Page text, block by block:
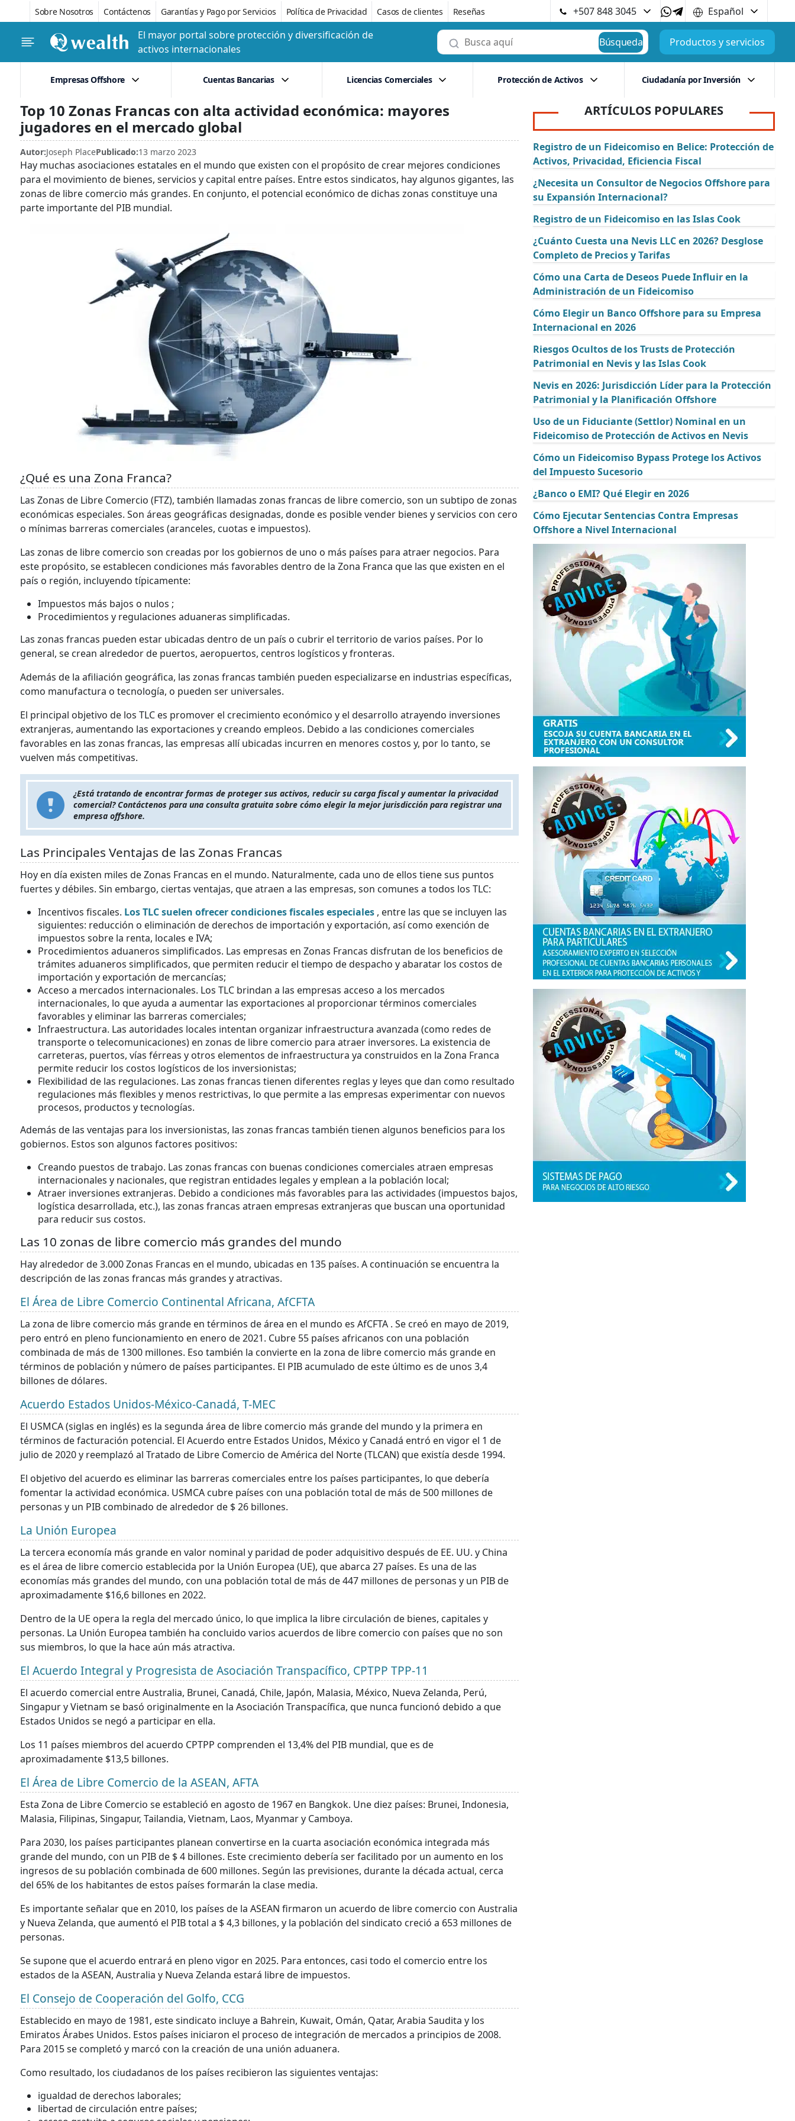
Sobre Nosotros Contáctenos Garantías y Pago por Servicios Política de Privacidad Casos de clientes Reseñas +507 848 3045
Español
El mayor portal sobre protección y diversificación de
activos internacionales
Búsqueda Productos y servicios
Empresas Offshore Cuentas Bancarias Licencias Comerciales Protección de Activos Ciudadanía por Inversión
Top 10 Zonas Francas con alta actividad económica: mayores
jugadores en el mercado global
Autor:Joseph PlacePublicado:13 marzo 2023
Hay muchas asociaciones estatales en el mundo que existen con el propósito de crear mejores condiciones
para el movimiento de bienes, servicios y capital entre países. Entre estos sindicatos, hay algunos gigantes, las
zonas de libre comercio más grandes. En conjunto, el potencial económico de dichas zonas constituye una
parte importante del PIB mundial.
¿Qué es una Zona Franca?
Las Zonas de Libre Comercio (FTZ), también llamadas zonas francas de libre comercio, son un subtipo de zonas
económicas especiales. Son áreas geográficas designadas, donde es posible vender bienes y servicios con cero
o mínimas barreras comerciales (aranceles, cuotas e impuestos).
Las zonas de libre comercio son creadas por los gobiernos de uno o más países para atraer negocios. Para
este propósito, se establecen condiciones más favorables dentro de la Zona Franca que las que existen en el
país o región, incluyendo típicamente:
Impuestos más bajos o nulos ;
Procedimientos y regulaciones aduaneras simplificadas.
Las zonas francas pueden estar ubicadas dentro de un país o cubrir el territorio de varios países. Por lo
general, se crean alrededor de puertos, aeropuertos, centros logísticos y fronteras.
Además de la afiliación geográfica, las zonas francas también pueden especializarse en industrias específicas,
como manufactura o tecnología, o pueden ser universales.
El principal objetivo de los TLC es promover el crecimiento económico y el desarrollo atrayendo inversiones
extranjeras, aumentando las exportaciones y creando empleos. Debido a las condiciones comerciales
favorables en las zonas francas, las empresas allí ubicadas incurren en menores costos y, por lo tanto, se
vuelven más competitivas.
¿Está tratando de encontrar formas de proteger sus activos, reducir su carga fiscal y aumentar la privacidad
comercial? Contáctenos para una consulta gratuita sobre cómo elegir la mejor jurisdicción para registrar una
empresa offshore.
Las Principales Ventajas de las Zonas Francas
Hoy en día existen miles de Zonas Francas en el mundo. Naturalmente, cada uno de ellos tiene sus puntos
fuertes y débiles. Sin embargo, ciertas ventajas, que atraen a las empresas, son comunes a todos los TLC:
Incentivos fiscales. Los TLC suelen ofrecer condiciones fiscales especiales , entre las que se incluyen las
siguientes: reducción o eliminación de derechos de importación y exportación, así como exención de
impuestos sobre la renta, locales e IVA;
Procedimientos aduaneros simplificados. Las empresas en Zonas Francas disfrutan de los beneficios de
trámites aduaneros simplificados, que permiten reducir el tiempo de despacho y abaratar los costos de
importación y exportación de mercancías;
Acceso a mercados internacionales. Los TLC brindan a las empresas acceso a los mercados
internacionales, lo que ayuda a aumentar las exportaciones al proporcionar términos comerciales
favorables y eliminar las barreras comerciales;
Infraestructura. Las autoridades locales intentan organizar infraestructura avanzada (como redes de
transporte o telecomunicaciones) en zonas de libre comercio para atraer inversores. La existencia de
carreteras, puertos, vías férreas y otros elementos de infraestructura ya construidos en la Zona Franca
permite reducir los costos logísticos de los inversionistas;
Flexibilidad de las regulaciones. Las zonas francas tienen diferentes reglas y leyes que dan como resultado
regulaciones más flexibles y menos restrictivas, lo que permite a las empresas experimentar con nuevos
procesos, productos y tecnologías.
Además de las ventajas para los inversionistas, las zonas francas también tienen algunos beneficios para los
gobiernos. Estos son algunos factores positivos:
Creando puestos de trabajo. Las zonas francas con buenas condiciones comerciales atraen empresas
internacionales y nacionales, que registran entidades legales y emplean a la población local;
Atraer inversiones extranjeras. Debido a condiciones más favorables para las actividades (impuestos bajos,
logística desarrollada, etc.), las zonas francas atraen empresas extranjeras que buscan una oportunidad
para reducir sus costos.
Las 10 zonas de libre comercio más grandes del mundo
Hay alrededor de 3.000 Zonas Francas en el mundo, ubicadas en 135 países. A continuación se encuentra la
descripción de las zonas francas más grandes y atractivas.
El Área de Libre Comercio Continental Africana, AfCFTA
La zona de libre comercio más grande en términos de área en el mundo es AfCFTA . Se creó en mayo de 2019,
pero entró en pleno funcionamiento en enero de 2021. Cubre 55 países africanos con una población
combinada de más de 1300 millones. Eso también la convierte en la zona de libre comercio más grande en
términos de población y número de países participantes. El PIB acumulado de este último es de unos 3,4
billones de dólares.
Acuerdo Estados Unidos-México-Canadá, T-MEC
El USMCA (siglas en inglés) es la segunda área de libre comercio más grande del mundo y la primera en
términos de facturación potencial. El Acuerdo entre Estados Unidos, México y Canadá entró en vigor el 1 de
julio de 2020 y reemplazó al Tratado de Libre Comercio de América del Norte (TLCAN) que existía desde 1994.
El objetivo del acuerdo es eliminar las barreras comerciales entre los países participantes, lo que debería
fomentar la actividad económica. USMCA cubre países con una población total de más de 500 millones de
personas y un PIB combinado de alrededor de $ 26 billones.
La Unión Europea
La tercera economía más grande en valor nominal y paridad de poder adquisitivo después de EE. UU. y China
es el área de libre comercio establecida por la Unión Europea (UE), que abarca 27 países. Es una de las
economías más grandes del mundo, con una población total de más de 447 millones de personas y un PIB de
aproximadamente $16,6 billones en 2022.
Dentro de la UE opera la regla del mercado único, lo que implica la libre circulación de bienes, capitales y
personas. La Unión Europea también ha concluido varios acuerdos de libre comercio con países que no son
sus miembros, lo que la hace aún más atractiva.
El Acuerdo Integral y Progresista de Asociación Transpacífico, CPTPP TPP-11
El acuerdo comercial entre Australia, Brunei, Canadá, Chile, Japón, Malasia, México, Nueva Zelanda, Perú,
Singapur y Vietnam se basó originalmente en la Asociación Transpacífica, que nunca funcionó debido a que
Estados Unidos se negó a participar en ella.
Los 11 países miembros del acuerdo CPTPP comprenden el 13,4% del PIB mundial, que es de
aproximadamente $13,5 billones.
El Área de Libre Comercio de la ASEAN, AFTA
Esta Zona de Libre Comercio se estableció en agosto de 1967 en Bangkok. Une diez países: Brunei, Indonesia,
Malasia, Filipinas, Singapur, Tailandia, Vietnam, Laos, Myanmar y Camboya.
Para 2030, los países participantes planean convertirse en la cuarta asociación económica integrada más
grande del mundo, con un PIB de $ 4 billones. Este crecimiento debería ser facilitado por un aumento en los
ingresos de su población combinada de 600 millones. Según las previsiones, durante la década actual, cerca
del 65% de los habitantes de estos países formarán la clase media.
Es importante señalar que en 2010, los países de la ASEAN firmaron un acuerdo de libre comercio con Australia
y Nueva Zelanda, que aumentó el PIB total a $ 4,3 billones, y la población del sindicato creció a 653 millones de
personas.
Se supone que el acuerdo entrará en pleno vigor en 2025. Para entonces, casi todo el comercio entre los
estados de la ASEAN, Australia y Nueva Zelanda estará libre de impuestos.
El Consejo de Cooperación del Golfo, CCG
Establecido en mayo de 1981, este sindicato incluye a Bahrein, Kuwait, Omán, Qatar, Arabia Saudita y los
Emiratos Árabes Unidos. Estos países iniciaron el proceso de integración de mercados a principios de 2008.
Para 2015 se completó y marcó con la creación de una unión aduanera.
Como resultado, los ciudadanos de los países recibieron las siguientes ventajas:
igualdad de derechos laborales;
libertad de circulación entre países;
ARTÍCULOS POPULARES
Registro de un Fideicomiso en Belice: Protección de
Activos, Privacidad, Eficiencia Fiscal
¿Necesita un Consultor de Negocios Offshore para
su Expansión Internacional?
Registro de un Fideicomiso en las Islas Cook
¿Cuánto Cuesta una Nevis LLC en 2026? Desglose
Completo de Precios y Tarifas
Cómo una Carta de Deseos Puede Influir en la
Administración de un Fideicomiso
Cómo Elegir un Banco Offshore para su Empresa
Internacional en 2026
Riesgos Ocultos de los Trusts de Protección
Patrimonial en Nevis y las Islas Cook
Nevis en 2026: Jurisdicción Líder para la Protección
Patrimonial y la Planificación Offshore
Uso de un Fiduciante (Settlor) Nominal en un
Fideicomiso de Protección de Activos en Nevis
Cómo un Fideicomiso Bypass Protege los Activos
del Impuesto Sucesorio
¿Banco o EMI? Qué Elegir en 2026
Cómo Ejecutar Sentencias Contra Empresas
Offshore a Nivel Internacional